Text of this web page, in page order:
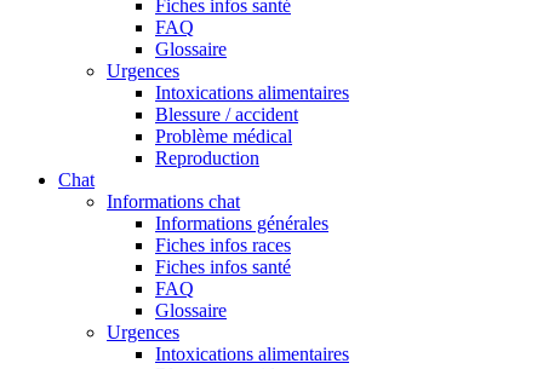
Fiches infos santé
FAQ
Glossaire
Urgences
Intoxications alimentaires
Blessure / accident
Problème médical
Reproduction
Chat
Informations chat
Informations générales
Fiches infos races
Fiches infos santé
FAQ
Glossaire
Urgences
Intoxications alimentaires